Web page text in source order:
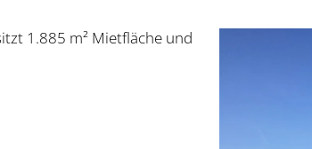
1.885 m² Miet­flä­che und